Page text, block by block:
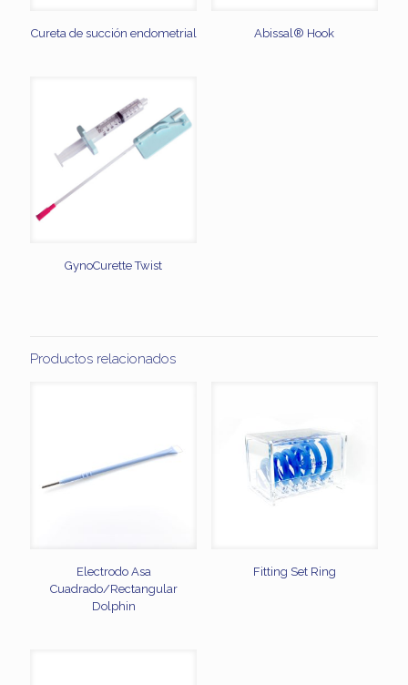
Cureta de succión endometrial Abissal® Hook
GynoCurette Twist
Productos relacionados
Electrodo Asa
Cuadrado/Rectangular
Dolphin
Fitting Set Ring